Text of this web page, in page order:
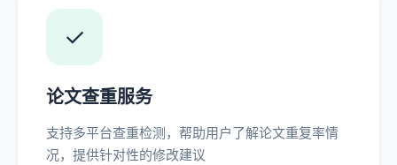
✓
论文查重服务
支持多平台查重检测，帮助用户了解论文重复率情
况，提供针对性的修改建议